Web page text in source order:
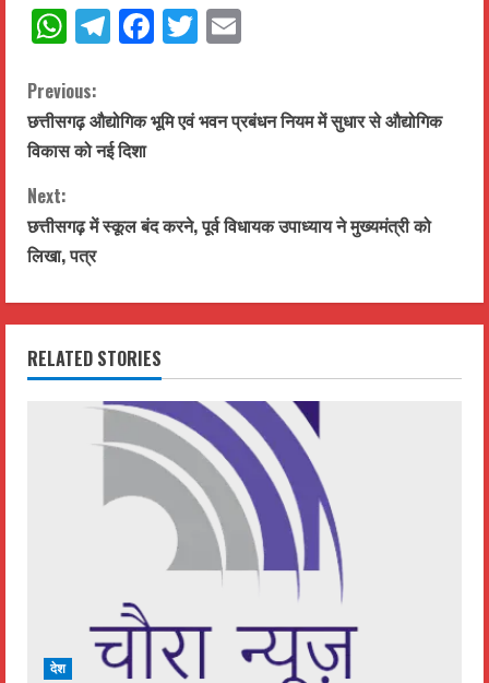
WhatsApp
Telegram
Facebook
Twitter
C
o
n
t
n
u
Previous:
छत्तीसगढ़ औद्योगिक भूमि एवं भवन प्रबंधन नियम में सुधार से औद्योगिक
विकास को नई दिशा
Next:
छत्तीसगढ़ में स्कूल बंद करने, पूर्व विधायक उपाध्याय ने मुख्यमंत्री को
लिखा, पत्र
RELATED STORIES
देश